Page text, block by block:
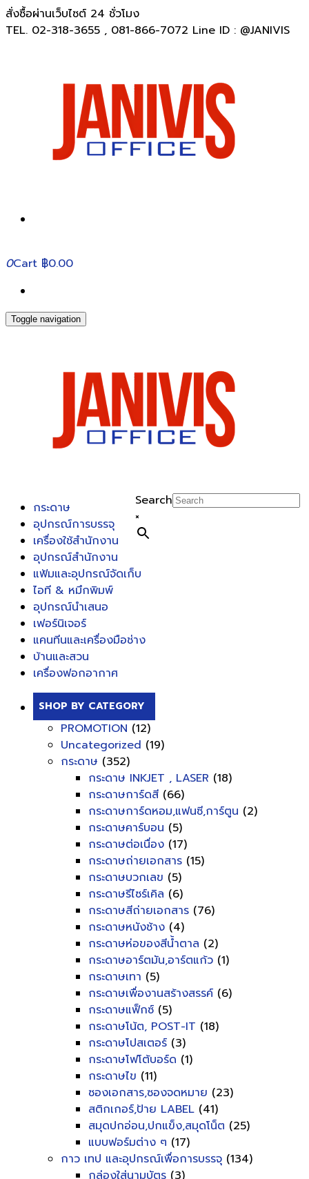
สั่งซื้อผ่านเว็บไซต์ 24 ชั่วโมง
TEL. 02-318-3655 , 081-866-7072 Line ID : @JANIVIS
0Cart ฿0.00
Toggle navigation
Search
×
กระดาษ
อุปกรณ์การบรรจุ
เครื่องใช้สำนักงาน
อุปกรณ์สำนักงาน
แฟ้มและอุปกรณ์จัดเก็บ
ไอที & หมึกพิมพ์
อุปกรณ์นำเสนอ
เฟอร์นิเจอร์
แคนทีนและเครื่องมือช่าง
บ้านและสวน
เครื่องฟอกอากาศ
SHOP BY CATEGORY
PROMOTION (12)
Uncategorized (19)
กระดาษ (352)
กระดาษ INKJET , LASER (18)
กระดาษการ์ดสี (66)
กระดาษการ์ดหอม,แฟนซี,การ์ตูน (2)
กระดาษคาร์บอน (5)
กระดาษต่อเนื่อง (17)
กระดาษถ่ายเอกสาร (15)
กระดาษบวกเลข (5)
กระดาษรีไซร์เคิล (6)
กระดาษสีถ่ายเอกสาร (76)
กระดาษหนังช้าง (4)
กระดาษห่อของสีน้ำตาล (2)
กระดาษอาร์ตมัน,อาร์ตแก้ว (1)
กระดาษเทา (5)
กระดาษเพื่องานสร้างสรรค์ (6)
กระดาษแฟ็กซ์ (5)
กระดาษโน้ต, POST-IT (18)
กระดาษโปสเตอร์ (3)
กระดาษโฟโต้บอร์ด (1)
กระดาษไข (11)
ซองเอกสาร,ซองจดหมาย (23)
สติกเกอร์,ป้าย LABEL (41)
สมุดปกอ่อน,ปกแข็ง,สมุดโน็ต (25)
แบบฟอร์มต่าง ๆ (17)
กาว เทป และอุปกรณ์เพื่อการบรรจุ (134)
กล่องใส่นามบัตร (3)